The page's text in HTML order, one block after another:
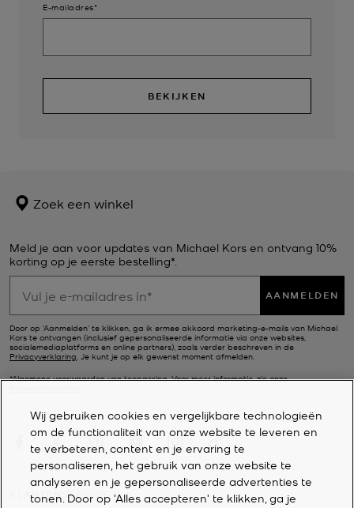
E-mailadres*
BEKIJKEN
Zoek een winkel
Meld je aan voor updates van Michael Kors en ontvang 10%
korting op je eerste bestelling*.
AANMELDEN
Door op ‘Aanmelden’ te klikken, ga ik ermee akkoord marketing-e-mails van Michael
Kors te ontvangen (inclusief gepersonaliseerde informatie via onze websites,
socialemediaplatforms en online partners), zoals verder beschreven in de
Privacyverklaring. Je kunt je op elk gewenst moment afmelden.
*Algemene voorwaarden van toepassing. Voor meer informatie, zie onze
KLANTENSERVICE
Wij gebruiken cookies en vergelijkbare technologieën
om de functionaliteit van onze website te leveren en
te verbeteren, content en je ervaring te
personaliseren, het gebruik van onze website te
analyseren en je gepersonaliseerde advertenties te
tonen. Door op 'Alles accepteren' te klikken, ga je